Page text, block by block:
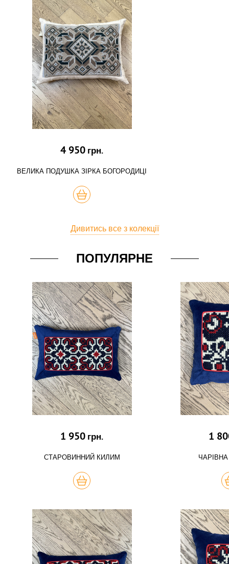
4 950 грн.
ВЕЛИКА ПОДУШКА ЗІРКА БОГОРОДИЦІ
КУПИТЬ
Дивитись все з колекції
ПОПУЛЯРНЕ
1 950 грн.
СТАРОВИННИЙ КИЛИМ
КУПИТЬ
1